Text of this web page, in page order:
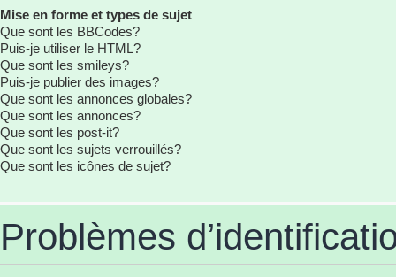
Mise en forme et types de sujet
Que sont les BBCodes?
Puis-je utiliser le HTML?
Que sont les smileys?
Puis-je publier des images?
Que sont les annonces globales?
Que sont les annonces?
Que sont les post-it?
Que sont les sujets verrouillés?
Que sont les icônes de sujet?
Problèmes